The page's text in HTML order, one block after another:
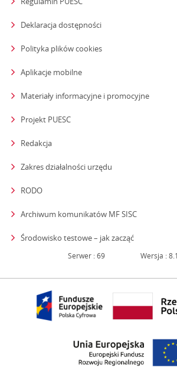
Deklaracja dostępności
Polityka plików cookies
Aplikacje mobilne
Materiały informacyjne i promocyjne
Projekt PUESC
Redakcja
Zakres działalności urzędu
RODO
Archiwum komunikatów MF SISC
Środowisko testowe – jak zacząćstrona
Serwer : 69 Wersja :